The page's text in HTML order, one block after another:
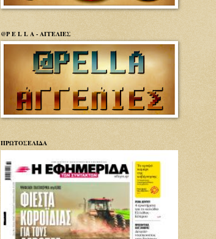
@P E L L A - ΑΓΓΕΛΙΕΣ
ΠΡΩΤΟΣΕΛΙΔΑ